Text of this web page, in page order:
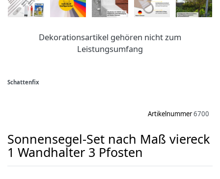
Dekorationsartikel gehören nicht zum
Leistungsumfang
Schattenfix
Artikelnummer6700
Sonnensegel-Set nach Maß viereck
1 Wandhalter 3 Pfosten